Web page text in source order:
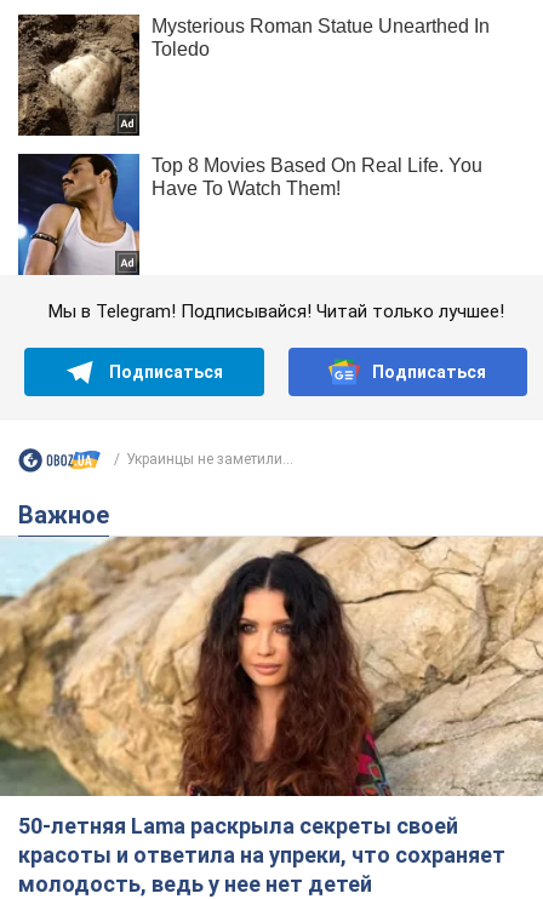
Мы в Telegram! Подписывайся! Читай только лучшее!
Подписаться Подписаться
Украинцы не заметили...
Важное
50-летняя Lama раскрыла секреты своей
красоты и ответила на упреки, что сохраняет
молодость, ведь у нее нет детей